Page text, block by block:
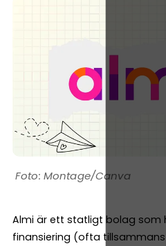
Montage/Canva
Almi är ett statligt bolag som
finansiering (ofta